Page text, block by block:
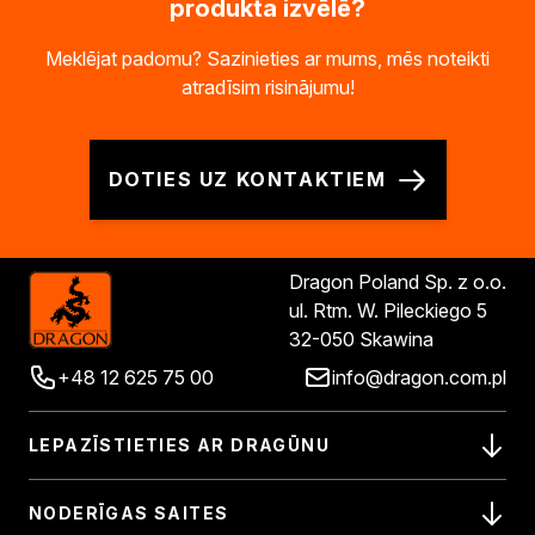
produkta izvēlē?
Meklējat padomu? Sazinieties ar mums, mēs noteikti
atradīsim risinājumu!
DOTIES UZ KONTAKTIEM
Dragon Poland Sp. z o.o.
ul. Rtm. W. Pileckiego 5
32-050 Skawina
+48 12 625 75 00
info@dragon.com.pl
LEPAZĪSTIETIES AR DRAGŪNU
NODERĪGAS SAITES